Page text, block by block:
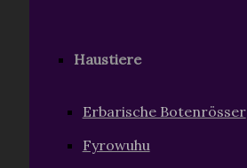
Haustiere
Erbarische Botenrösser
Fyrowuhu